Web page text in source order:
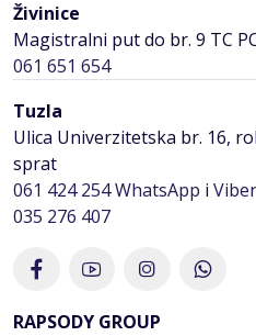
Živinice
Magistralni put do br. 9 TC
061 651 654
Tuzla
Ulica Univerzitetska br. 16,
sprat
061 424 254WhatsApp i Viber
035 276 407
RAPSODY GROUP